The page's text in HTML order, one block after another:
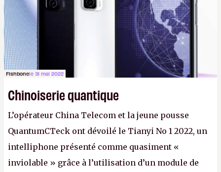
Fishbonele 31 mai 2022
Chinoiserie quantique
L’opérateur China Telecom et la jeune pousse
QuantumCTeck ont dévoilé le Tianyi No 1 2022, un
intelliphone présenté comme quasiment «
inviolable » grâce à l’utilisation d’un module de